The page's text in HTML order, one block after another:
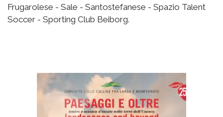
Frugarolese - Sale - Santostefanese - Spazio Talent
Soccer - Sporting Club Beiborg.